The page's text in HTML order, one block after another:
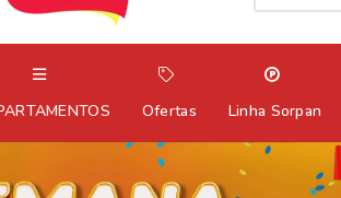
Ofertas Linha Sorpan